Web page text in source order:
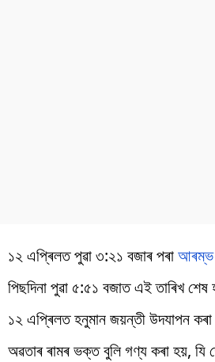
১২ এপ্ৰিলত পুৱা ৩:২১ বজাৰ পৰাআৰম্ভ
পিছদিনা পুৱা ৫:৫১ বজাত এই তাৰিখ শেষ
১২ এপ্ৰিলত হনুমান জয়ন্তী উদযাপন
অৱতাৰ ৰামৰ ভক্ত বুলি গণ্য কৰা হয়, যি